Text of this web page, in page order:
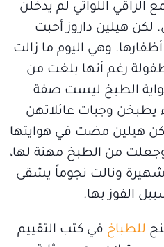
اللواتي لم يدخلن
هيلين داروز أحبت
وهي اليوم ما زالت
رغم أنها بلغت من
وهواية الطبخ ليست صفة
يطبخن وجبات عائلاتهن
هيلين مضت في هوايتها
من الطبخ مهنة لها،
ونالت نجوماً يشقى
الفوز بها.
للطباخ في كتب التقييم